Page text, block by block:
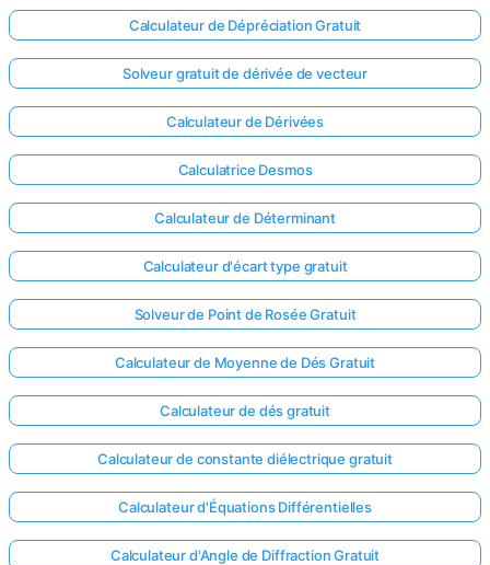
Calculateur de Dépréciation Gratuit
Solveur gratuit de dérivée de vecteur
Calculateur de Dérivées
Calculatrice Desmos
Calculateur de Déterminant
Calculateur d'écart type gratuit
Solveur de Point de Rosée Gratuit
Calculateur de Moyenne de Dés Gratuit
Calculateur de dés gratuit
Calculateur de constante diélectrique gratuit
Calculateur d'Équations Différentielles
Calculateur d'Angle de Diffraction Gratuit